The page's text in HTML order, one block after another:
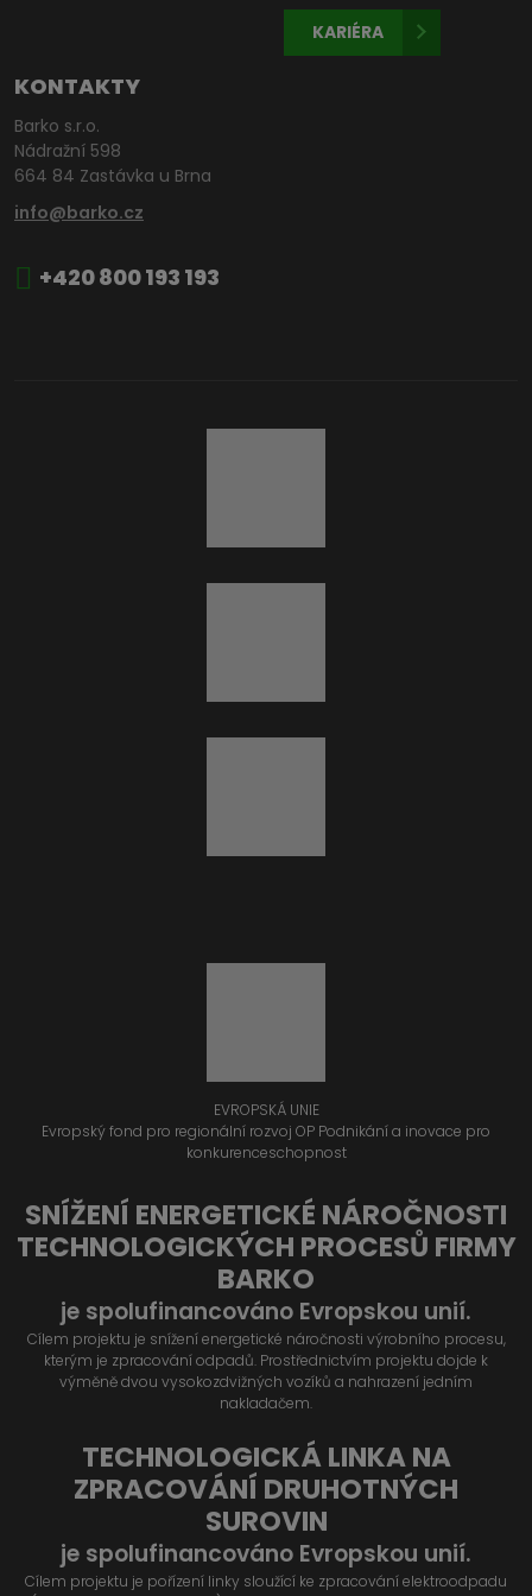
KARIÉRA
KONTAKTY
Barko s.r.o.
Nádražní 598
664 84 Zastávka u Brna
info@barko.cz
+420 800 193 193
EVROPSKÁ UNIE
Evropský fond pro regionální rozvoj OP Podnikání a inovace pro
konkurenceschopnost
SNÍŽENÍ ENERGETICKÉ NÁROČNOSTI
TECHNOLOGICKÝCH PROCESŮ FIRMY
BARKO
je spolufinancováno Evropskou unií.
Cílem projektu je snížení energetické náročnosti výrobního procesu,
kterým je zpracování odpadů. Prostřednictvím projektu dojde k
výměně dvou vysokozdvižných vozíků a nahrazení jedním
nakladačem.
TECHNOLOGICKÁ LINKA NA
ZPRACOVÁNÍ DRUHOTNÝCH
SUROVIN
je spolufinancováno Evropskou unií.
Cílem projektu je pořízení linky sloužící ke zpracování elektroodpadu